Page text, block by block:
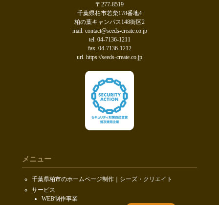
〒277-8519
千葉県柏市若柴178番地4
柏の葉キャンパス148街区2
mail. contact@seeds-create.co.jp
tel. 04-7136-1211
fax. 04-7136-1212
url. https://seeds-create.co.jp
メニュー
千葉県柏市のホームページ制作｜シーズ・クリエイト
サービス
WEB制作事業